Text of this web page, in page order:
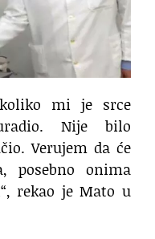
mi je srce
Nije bilo
Verujem da će
posebno onima
rekao je Mato u